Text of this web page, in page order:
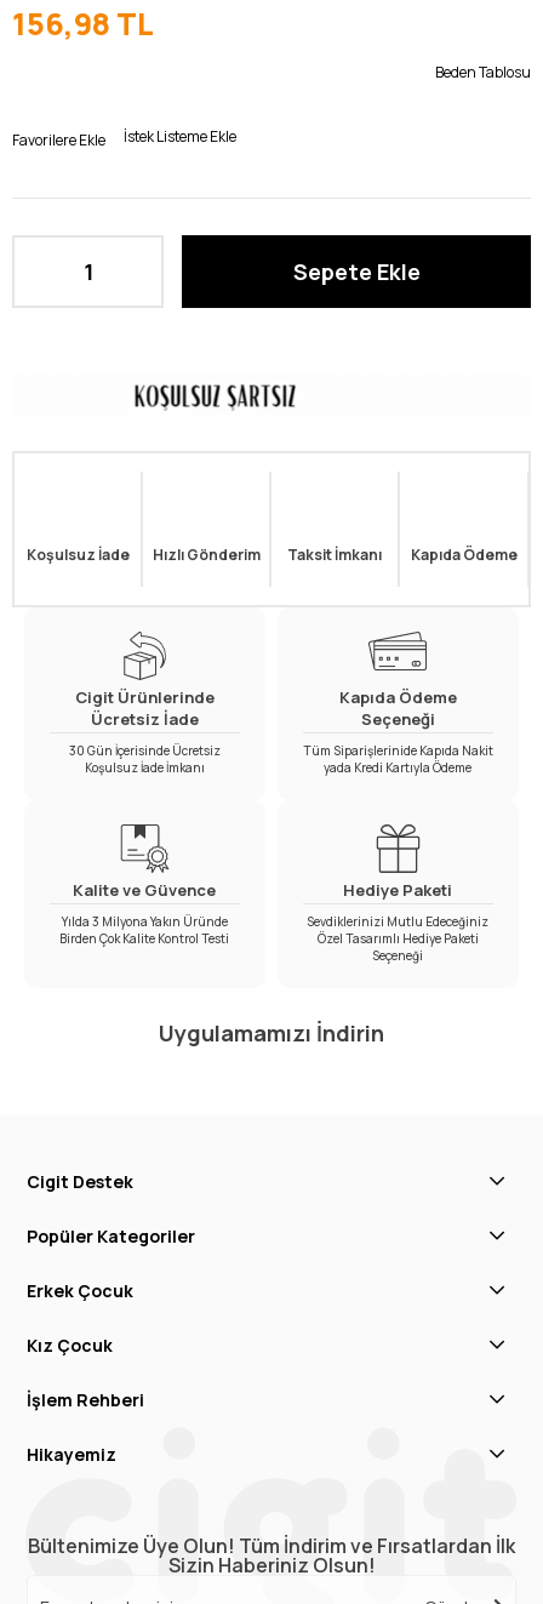
156,98 TL
Beden Tablosu
Favorilere Ekle İstek Listeme Ekle
Koşulsuz İade Hızlı Gönderim Taksit İmkanı Kapıda Ödeme
Cigit Ürünlerinde
Ücretsiz İade
30 Gün İçerisinde Ücretsiz
Koşulsuz İade İmkanı
Kapıda Ödeme
Seçeneği
Tüm Siparişlerinide Kapıda Nakit
yada Kredi Kartıyla Ödeme
Kalite ve Güvence
Yılda 3 Milyona Yakın Üründe
Birden Çok Kalite Kontrol Testi
Hediye Paketi
Sevdiklerinizi Mutlu Edeceğiniz
Özel Tasarımlı Hediye Paketi
Seçeneği
Uygulamamızı İndirin
Cigit Destek
Popüler Kategoriler
Erkek Çocuk
Kız Çocuk
İşlem Rehberi
Hikayemiz
Bültenimize Üye Olun! Tüm İndirim ve Fırsatlardan İlk
Sizin Haberiniz Olsun!